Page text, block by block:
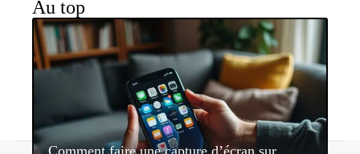
Au top
Comment faire une capture d’écran sur